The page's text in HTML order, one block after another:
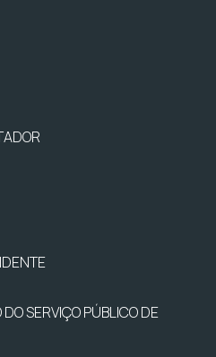
SERVIÇO PÚBLICO DE